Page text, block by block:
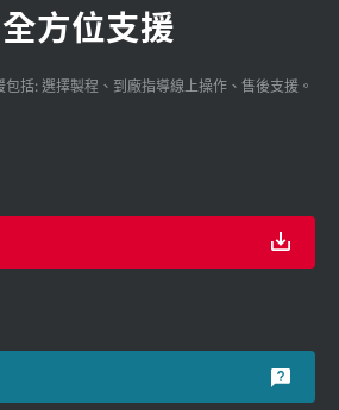
方位支援
包括: 選擇製程、到廠指導線上操作、售後支援。